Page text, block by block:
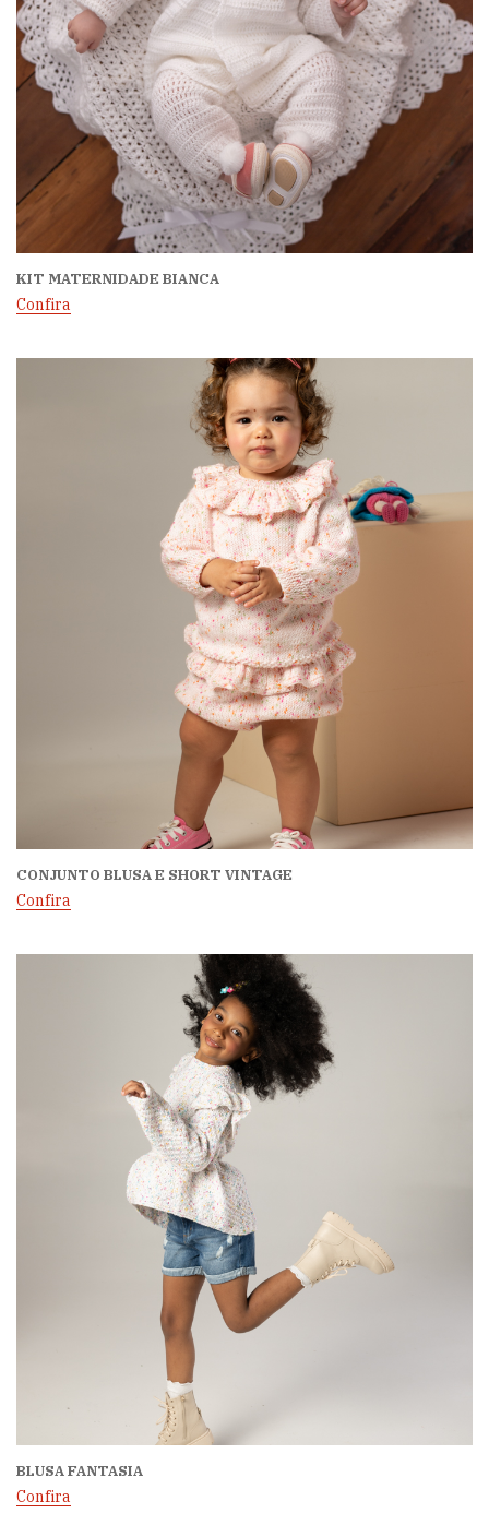
KIT MATERNIDADE BIANCA
Confira
CONJUNTO BLUSA E SHORT VINTAGE
Confira
BLUSA FANTASIA
Confira